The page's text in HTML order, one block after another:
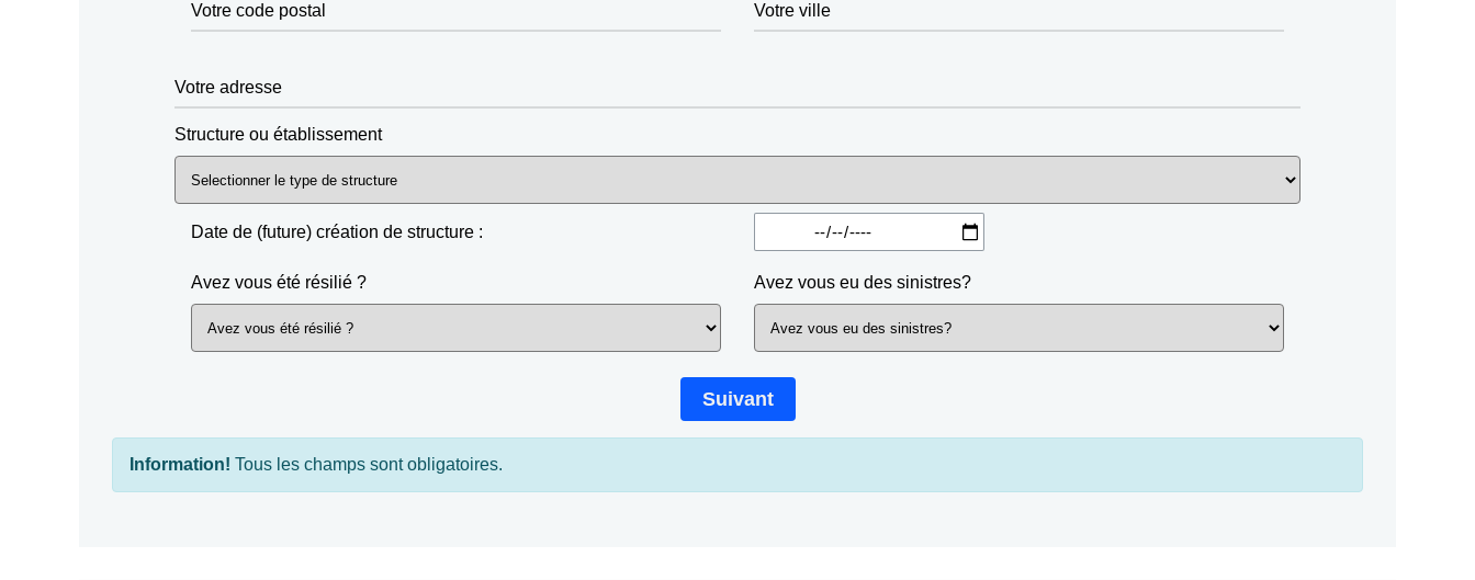
Votre code postal Votre ville
Votre adresse
Structure ou établissement
Date de (future) création de structure :
Avez vous été résilié ? Avez vous eu des sinistres?
Suivant
Information! Tous les champs sont obligatoires.